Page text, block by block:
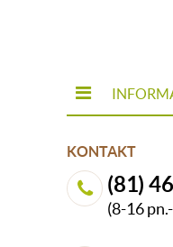
KONTAKT
(81)
(8-16